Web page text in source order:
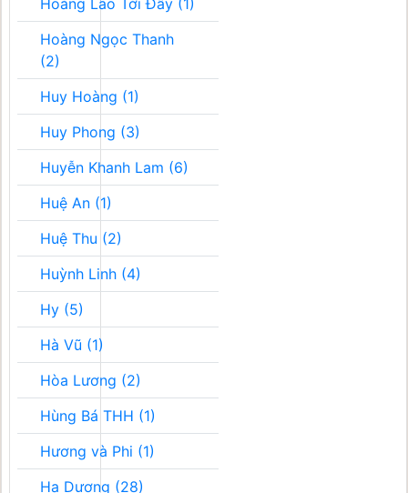
Hoàng Lão Tới Đây (1)
Hoàng Ngọc Thanh
(2)
Huy Hoàng (1)
Huy Phong (3)
Huyễn Khanh Lam (6)
Huệ An (1)
Huệ Thu (2)
Huỳnh Linh (4)
Hy (5)
Hà Vũ (1)
Hòa Lương (2)
Hùng Bá THH (1)
Hương và Phi (1)
Hạ Dương (28)